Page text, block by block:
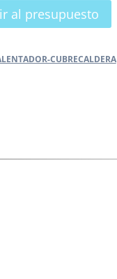
al presupuesto
CUBRECALDERA